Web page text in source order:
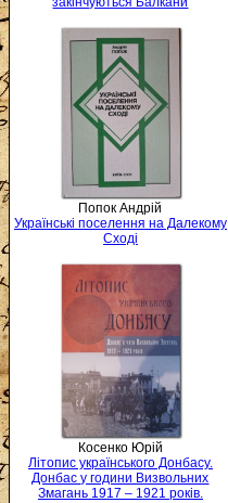
Попок Андрій
Українські поселення на Далекому
Сході
Косенко Юрій
Літопис українського Донбасу.
Донбас у години Визвольних
Змагань 1917 – 1921 років.